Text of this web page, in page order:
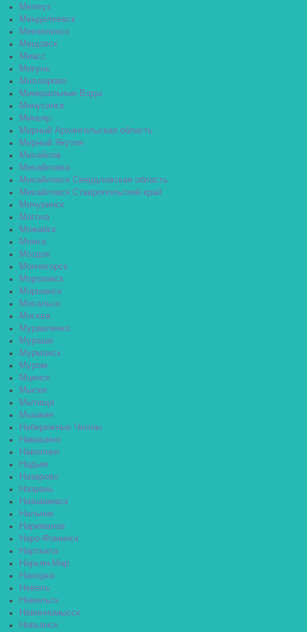
Мелеуз
Менделеевск
Мензелинск
Мещовск
Миасс
Микунь
Миллерово
Минеральные Воды
Минусинск
Миньяр
Мирный Архангельская область
Мирный Якутия
Михайлов
Михайловка
Михайловск Свердловская область
Михайловск Ставропольский край
Мичуринск
Могоча
Можайск
Можга
Моздок
Мончегорск
Морозовск
Моршанск
Мосальск
Москва
Муравленко
Мураши
Мурманск
Муром
Мценск
Мыски
Мытищи
Мышкин
Набережные Челны
Навашино
Наволоки
Надым
Назарово
Назрань
Называевск
Нальчик
Нариманов
Наро-Фоминск
Нарткала
Нарьян-Мар
Находка
Невель
Невельск
Невинномысск
Невьянск